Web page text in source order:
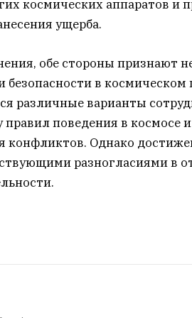
космических аппаратов и
ущерба.
обе стороны признают
в космическом
различные варианты
правил поведения в космосе
Однако
разногласиями в